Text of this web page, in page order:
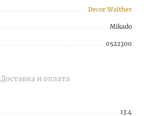
Decor Walther
Mikado
0522300
Доставка и оплата
13.4